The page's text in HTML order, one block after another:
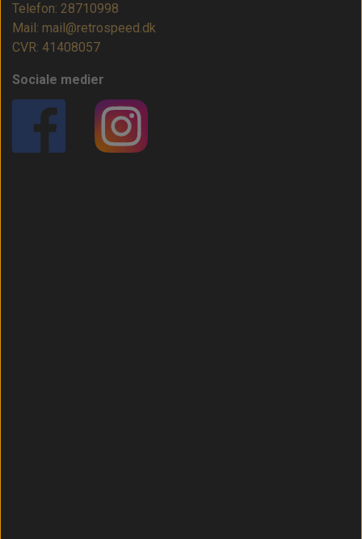
Telefon: 28710998
Mail: mail@retrospeed.dk
CVR: 41408057
Sociale medier